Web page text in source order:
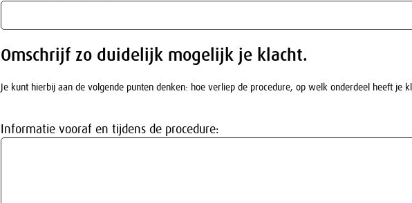
Omschrijf zo duidelijk mogelijk je klacht.
Je kunt hierbij aan de volgende punten denken: hoe verliep de procedure, op welk onderdeel heeft je
Informatie vooraf en tijdens de procedure: